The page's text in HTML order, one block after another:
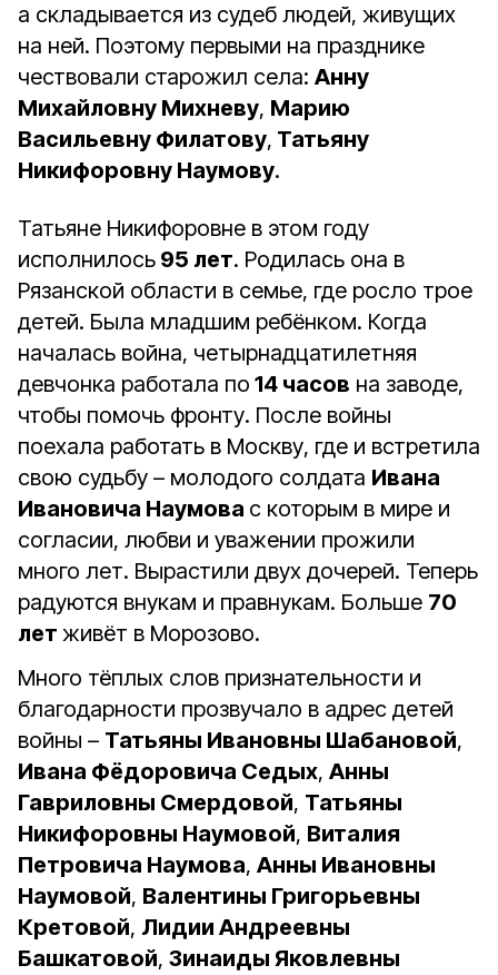
а складывается из судеб людей, живущих
на ней. Поэтому первыми на празднике
чествовали старожил села: Анну
Михайловну Михневу, Марию
Васильевну Филатову, Татьяну
Никифоровну Наумову.
Татьяне Никифоровне в этом году
исполнилось 95 лет. Родилась она в
Рязанской области в семье, где росло трое
детей. Была младшим ребёнком. Когда
началась война, четырнадцатилетняя
девчонка работала по 14 часов на заводе,
чтобы помочь фронту. После войны
поехала работать в Москву, где и встретила
свою судьбу – молодого солдата Ивана
Ивановича Наумова с которым в мире и
согласии, любви и уважении прожили
много лет. Вырастили двух дочерей. Теперь
радуются внукам и правнукам. Больше 70
лет живёт в Морозово.
Много тёплых слов признательности и
благодарности прозвучало в адрес детей
войны – Татьяны Ивановны Шабановой,
Ивана Фёдоровича Седых, Анны
Гавриловны Смердовой, Татьяны
Никифоровны Наумовой, Виталия
Петровича Наумова, Анны Ивановны
Наумовой, Валентины Григорьевны
Кретовой, Лидии Андреевны
Башкатовой, Зинаиды Яковлевны